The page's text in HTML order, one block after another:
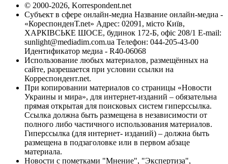
© 2000-2026, Korrespondent.net
Субъект в сфере онлайн-медиа Название онлайн-медиа -
«КореспонденТ.net» Адрес: 02091, місто Київ,
ХАРКІВСЬКЕ ШОСЕ, будинок 172-Б, офіс 208/1 E-mail:
sunlight@mediadim.com.ua Телефон: 044-205-43-00
Идентификатор медиа - R40-06068
Использование любых материалов, размещённых на
сайте, разрешается при условии ссылки на
Корреспондент.net.
При копировании материалов со страницы «Новости
Украины и мира», для интернет-изданий – обязательна
прямая открытая для поисковых систем гиперссылка.
Ссылка должна быть размещена в независимости от
полного либо частичного использования материалов.
Гиперссылка (для интернет- изданий) – должна быть
размещена в подзаголовке или в первом абзаце
материала.
Новости с пометками "Мнение", "Экспертиза",